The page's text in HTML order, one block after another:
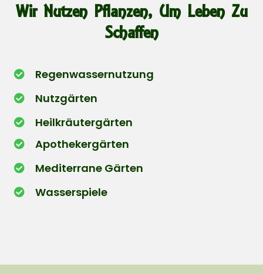
Wir Nutzen Pflanzen, Um Leben Zu
Schaffen
Regenwassernutzung
Nutzgärten
Heilkräutergärten
Apothekergärten
Mediterrane Gärten
Wasserspiele